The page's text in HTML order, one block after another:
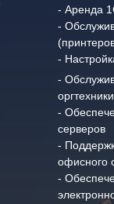
- Аренда
-
-
-
оргтехники
-
серверов
-
офисного
-